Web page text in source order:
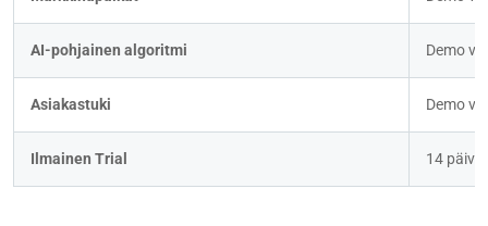
AI-pohjainen algoritmi Demo
Asiakastuki Demo
Ilmainen Trial 14